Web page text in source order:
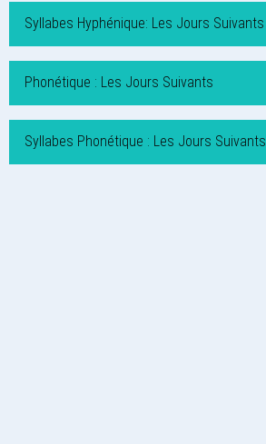
Syllabes Hyphénique: Les Jours Suivants
Phonétique : Les Jours Suivants
Syllabes Phonétique : Les Jours Suivants